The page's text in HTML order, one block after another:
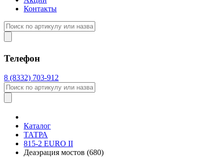
Контакты
Телефон
8 (8332) 703-912
Каталог
ТАТРА
815-2 EURO II
Деаэрация мостов (680)